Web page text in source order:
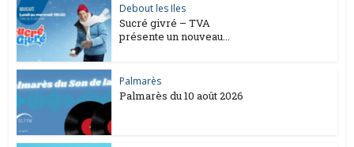
Debout les Iles
Sucré givré – TVA
présente un nouveau...
Palmarès
Palmarès du 10 août 2026